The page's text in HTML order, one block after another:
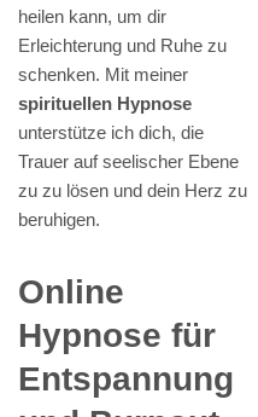
heilen kann, um dir
Erleichterung und Ruhe zu
schenken. Mit meiner
spirituellen Hypnose
unterstütze ich dich, die
Trauer auf seelischer Ebene
zu zu lösen und dein Herz zu
beruhigen.
Online
Hypnose für
Entspannung